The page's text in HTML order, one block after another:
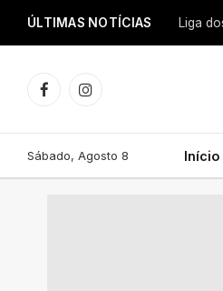
ÚLTIMAS NOTÍCIAS
FacebookInstagram
Sábado, Agosto 8 Início